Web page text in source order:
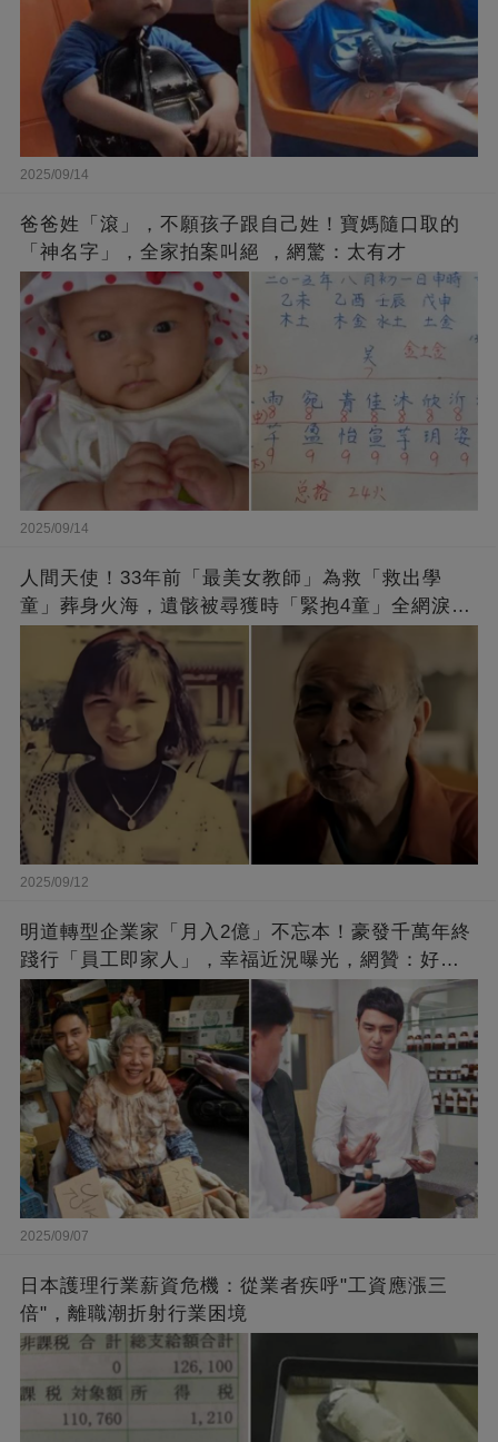
2025/09/14
爸爸姓「滾」，不願孩子跟自己姓！寶媽隨口取的
「神名字」，全家拍案叫絕 ，網驚：太有才
2025/09/14
人間天使！33年前「最美女教師」為救「救出學
童」葬身火海，遺骸被尋獲時「緊抱4童」全網淚
崩：真正的英雄不該被遺忘
2025/09/12
明道轉型企業家「月入2億」不忘本！豪發千萬年終
踐行「員工即家人」，幸福近況曝光，網贊：好老
闆的福報
2025/09/07
日本護理行業薪資危機：從業者疾呼"工資應漲三
倍"，離職潮折射行業困境